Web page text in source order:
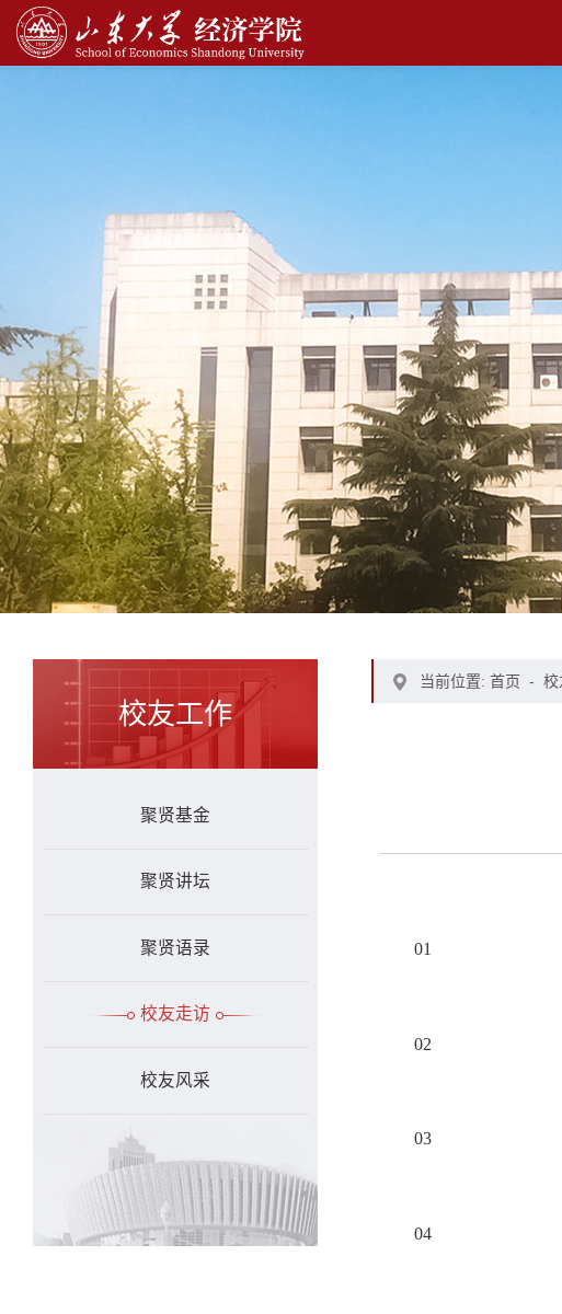
校友工作
聚贤基金
聚贤讲坛
聚贤语录
校友走访
校友风采
当前位置: 首页 - 校
01
02
03
04